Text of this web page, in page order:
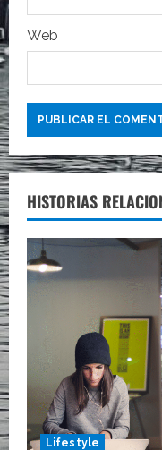
s
Web
HISTORIAS
Lifestyle